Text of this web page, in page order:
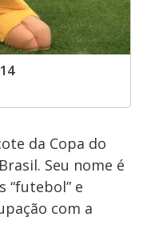
da Copa do
Seu nome é
“futebol” e
com a